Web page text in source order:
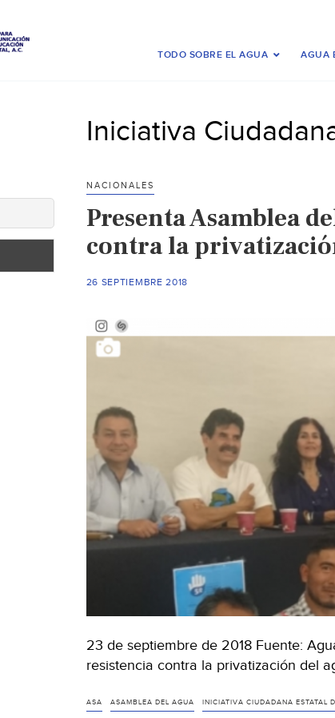
TODO SOBRE EL AGUA AGUA
Iniciativa
NACIONALES
Presenta Asamblea
contra la
26 SEPTIEMBRE 2018
23 de septiembre de 2018 Fuente:
resistencia contra la privatización del
ASA ASAMBLEA DEL AGUA INICIATIVA CIUDADANA ESTATAL